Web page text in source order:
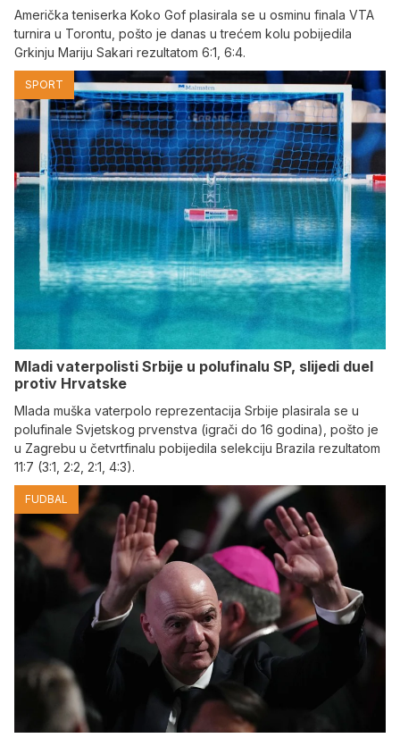
Američka teniserka Koko Gof plasirala se u osminu finala VTA
turnira u Torontu, pošto je danas u trećem kolu pobijedila
Grkinju Mariju Sakari rezultatom 6:1, 6:4.
SPORT
Mladi vaterpolisti Srbije u polufinalu SP, slijedi duel
protiv Hrvatske
Mlada muška vaterpolo reprezentacija Srbije plasirala se u
polufinale Svjetskog prvenstva (igrači do 16 godina), pošto je
u Zagrebu u četvrtfinalu pobijedila selekciju Brazila rezultatom
11:7 (3:1, 2:2, 2:1, 4:3).
FUDBAL